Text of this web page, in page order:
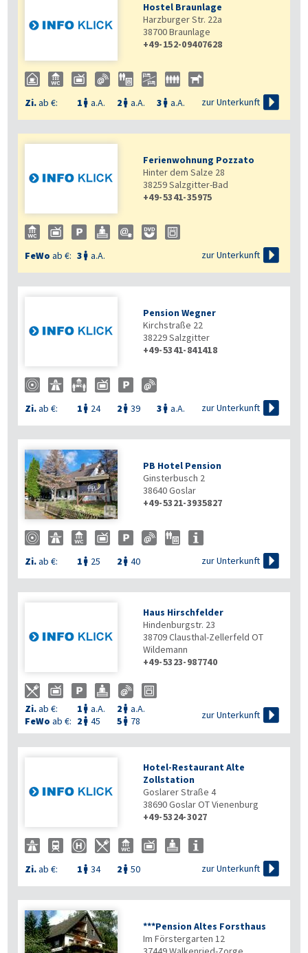
Hostel Braunlage
Harzburger Str. 22a
38700Braunlage
+49-152-09407628
Zi.ab €: 1  a.A. 2  a.A. 3  a.A. zur Unterkunft 
Ferienwohnung Pozzato
Hinter dem Salze 28
38259Salzgitter-Bad
+49-5341-35975
FeWo ab €: 3  a.A. zur Unterkunft 
Pension Wegner
Kirchstraße 22
38229Salzgitter
+49-5341-841418
Zi.ab €: 1  24 2  39 3  a.A. zur Unterkunft 

PB Hotel Pension
Ginsterbusch 2
38640Goslar
+49-5321-3935827
Zi.ab €: 1  25 2  40 zur Unterkunft 
Haus Hirschfelder
Hindenburgstr. 23
38709Clausthal-Zellerfeld OT
Wildemann
+49-5323-987740
Zi.ab €: 1  a.A. 2  a.A.
FeWo ab €: 2  45 5  78
zur Unterkunft 
Hotel-Restaurant Alte
Zollstation
Goslarer Straße 4
38690Goslar OT Vienenburg
+49-5324-3027
Zi.ab €: 1  34 2  50 zur Unterkunft 
***Pension Altes Forsthaus
Im Förstergarten 12